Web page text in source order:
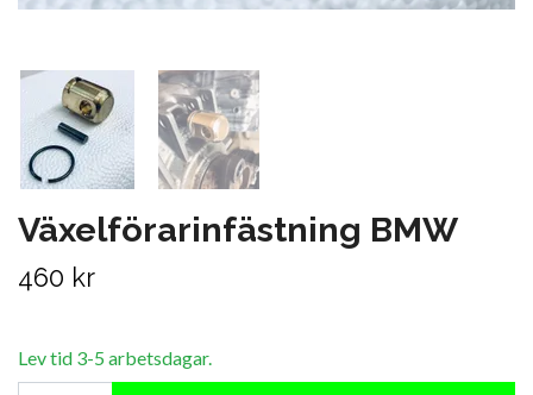
Växelförarinfästning BMW
460 kr
Lev tid 3-5 arbetsdagar.